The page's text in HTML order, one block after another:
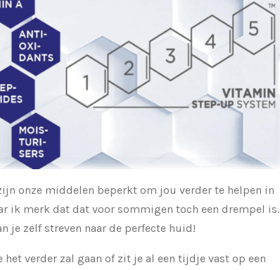
onze middelen beperkt om jou verder te helpen in
ik merk dat dat voor sommigen toch een drempel is.
je zelf streven naar de perfecte huid!
verder zal gaan of zit je al een tijdje vast op een